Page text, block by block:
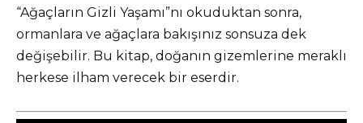
“Ağaçların Gizli Yaşamı”nı okuduktan sonra,
ormanlara ve ağaçlara bakışınız sonsuza dek
değişebilir. Bu kitap, doğanın gizemlerine meraklı
herkese ilham verecek bir eserdir.